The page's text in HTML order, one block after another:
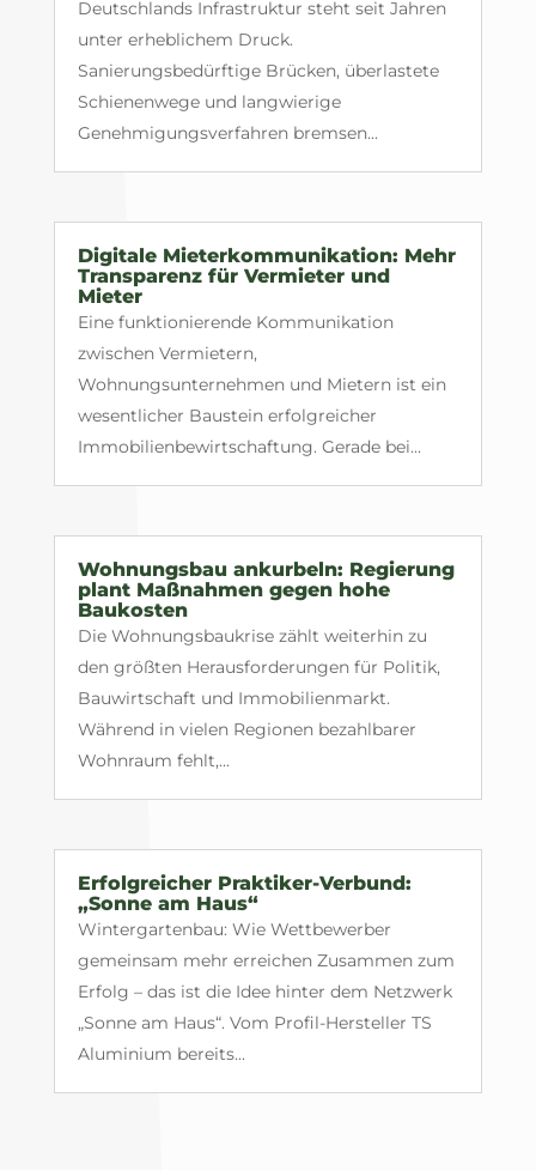
Deutschlands Infrastruktur steht seit Jahren
unter erheblichem Druck.
Sanierungsbedürftige Brücken, überlastete
Schienenwege und langwierige
Genehmigungsverfahren bremsen...
Digitale Mieterkommunikation: Mehr
Transparenz für Vermieter und
Mieter
Eine funktionierende Kommunikation
zwischen Vermietern,
Wohnungsunternehmen und Mietern ist ein
wesentlicher Baustein erfolgreicher
Immobilienbewirtschaftung. Gerade bei...
Wohnungsbau ankurbeln: Regierung
plant Maßnahmen gegen hohe
Baukosten
Die Wohnungsbaukrise zählt weiterhin zu
den größten Herausforderungen für Politik,
Bauwirtschaft und Immobilienmarkt.
Während in vielen Regionen bezahlbarer
Wohnraum fehlt,...
Erfolgreicher Praktiker-Verbund:
„Sonne am Haus“
Wintergartenbau: Wie Wettbewerber
gemeinsam mehr erreichen Zusammen zum
Erfolg – das ist die Idee hinter dem Netzwerk
„Sonne am Haus“. Vom Profil-Hersteller TS
Aluminium bereits...